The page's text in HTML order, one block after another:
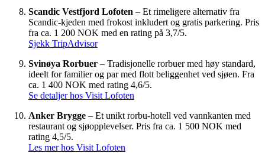
Scandic Vestfjord Lofoten – Et rimeligere alternativ fra
Scandic-kjeden med frokost inkludert og gratis parkering. Pris
fra ca. 1 200 NOK med en rating på 3,7/5.
Sjekk TripAdvisor
Svinøya Rorbuer – Tradisjonelle rorbuer med høy standard,
ideelt for familier og par med flott beliggenhet ved sjøen. Fra
ca. 1 400 NOK med rating 4,6/5.
Se detaljer hos Visit Lofoten
Anker Brygge – Et unikt rorbu-hotell ved vannkanten med
restaurant og sjøopplevelser. Pris fra ca. 1 500 NOK med
rating 4,5/5.
Les mer hos Visit Lofoten